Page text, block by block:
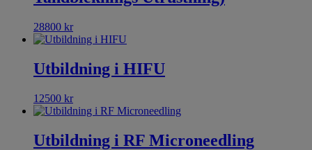
28800 kr
Utbildning i HIFU
12500 kr
Utbildning i RF Microneedling